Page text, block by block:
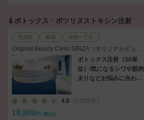
💉ボトックス・ボツリヌストキシン注射
有楽町 銀座 銀座一丁目
Original Beauty Clinic GINZA（オリジナルビュー
ティークリニック銀座）
ボトックス注射（50単
位）/気になるシワや筋肉
太りなどお悩みに合わせ
4.8 （2,552件）
19,800 円 (税込)